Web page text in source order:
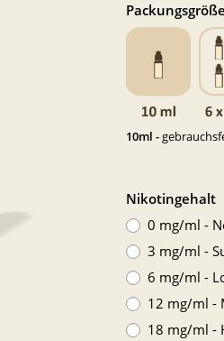
Packungsgröße
10ml -
Nikotingehalt
0 mg/ml -
3 mg/ml -
6 mg/ml -
12 mg/ml -
18 mg/ml -